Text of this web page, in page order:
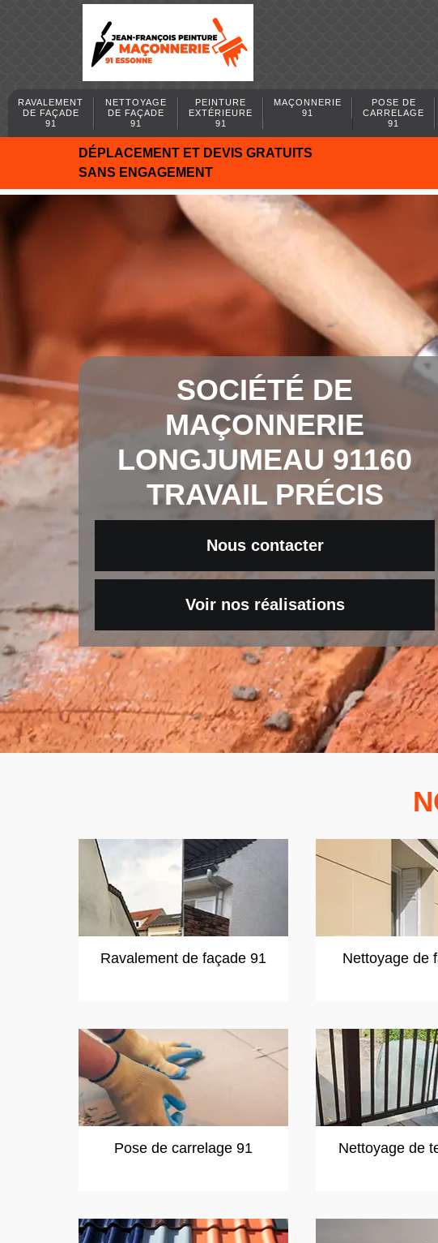
RAVALEMENT
DE FAÇADE
91
NETTOYAGE
DE FAÇADE
91
PEINTURE
EXTÉRIEURE
91
MAÇONNERIE
91
POSE DE
CARRELAGE
91
DÉPLACEMENT ET DEVIS GRATUITS
SANS ENGAGEMENT
SOCIÉTÉ DE
MAÇONNERIE
LONGJUMEAU 91160
TRAVAIL PRÉCIS
Nous contacter
Voir nos réalisations
Ravalement de façade 91 Nettoyage de
Pose de carrelage 91 Nettoyage de